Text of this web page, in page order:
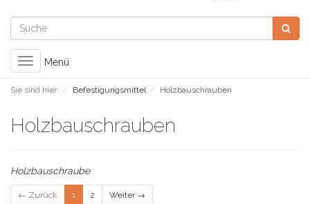
Toggle
navigation
Menü
Sie sind hier: Befestigungsmittel Holzbauschrauben
Holzbauschrauben
Holzbauschraube
← Zurück 1 2 Weiter →